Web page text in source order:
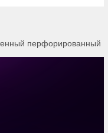
перфорированный